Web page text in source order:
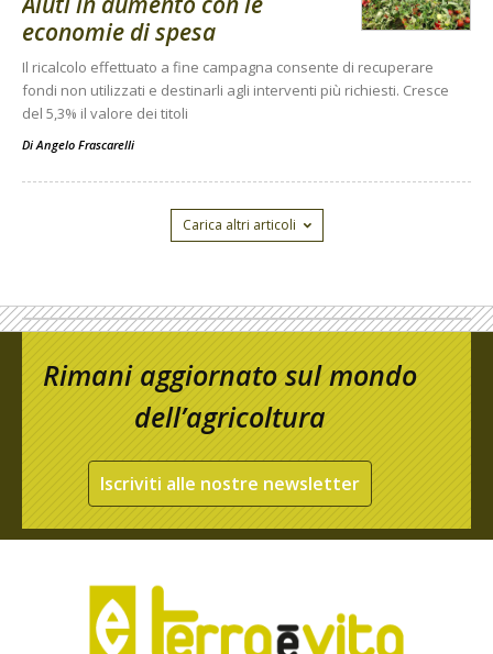
economie di spesa
Il ricalcolo effettuato a fine campagna consente di recuperare
fondi non utilizzati e destinarli agli interventi più richiesti. Cresce
del 5,3% il valore dei titoli
DiAngelo Frascarelli
Carica altri articoli
Rimani aggiornato sul mondo
dell’agricoltura
Iscriviti alle nostre newsletter